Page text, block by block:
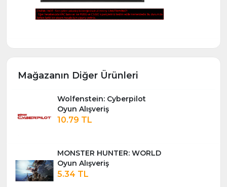
Mağazanın Diğer Ürünleri
Wolfenstein: Cyberpilot
Oyun Alışveriş
10.79 TL
MONSTER HUNTER: WORLD
Oyun Alışveriş
5.34 TL